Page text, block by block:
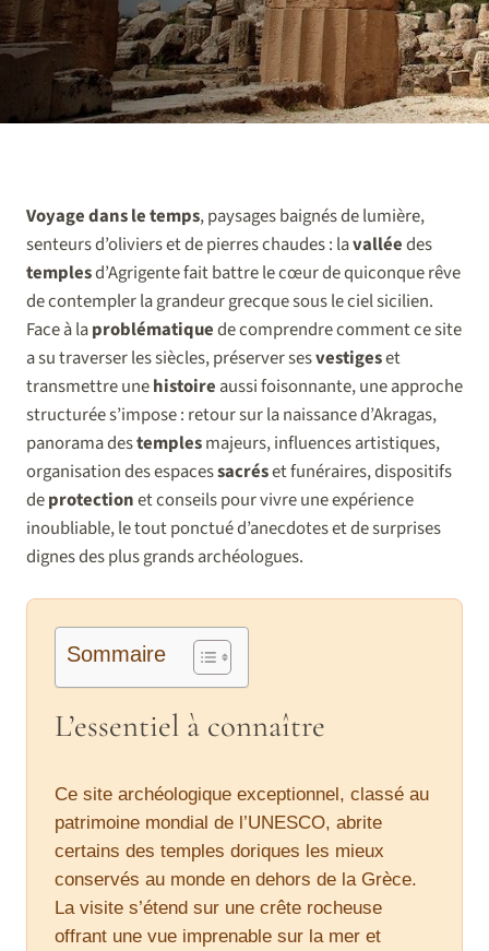
Voyage dans le temps, paysages baignés de lumière,
senteurs d’oliviers et de pierres chaudes : lavalléedes
templesd’Agrigente fait battre le cœur de quiconque rêve
de contempler la grandeur grecque sous le ciel sicilien.
Face à laproblématiquede comprendre comment ce site
a su traverser les siècles, préserver sesvestigeset
transmettre unehistoire aussi foisonnante, une approche
structurée s’impose : retour sur la naissance d’Akragas,
panorama destemplesmajeurs, influences artistiques,
organisation des espacessacréset funéraires, dispositifs
deprotectionet conseils pour vivre une expérience
inoubliable, le tout ponctué d’anecdotes et de surprises
dignes des plus grands archéologues.
Sommaire
L’essentiel à connaître
Ce site archéologique exceptionnel, classé au
patrimoine mondial de l’UNESCO, abrite
certains des temples doriques les mieux
conservés au monde en dehors de la Grèce.
La visite s’étend sur une crête rocheuse
offrant une vue imprenable sur la mer et